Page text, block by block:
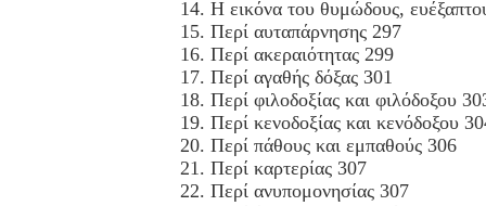
14. Η εικόνα του θυμώδους,
15. Περί αυταπάρνησης 297
16. Περί ακεραιότητας 299
17. Περί αγαθής δόξας 301
18. Περί φιλοδοξίας και φιλόδοξου
19. Περί κενοδοξίας και κενόδοξου
20. Περί πάθους και εμπαθούς 306
21. Περί καρτερίας 307
22. Περί ανυπομονησίας 307